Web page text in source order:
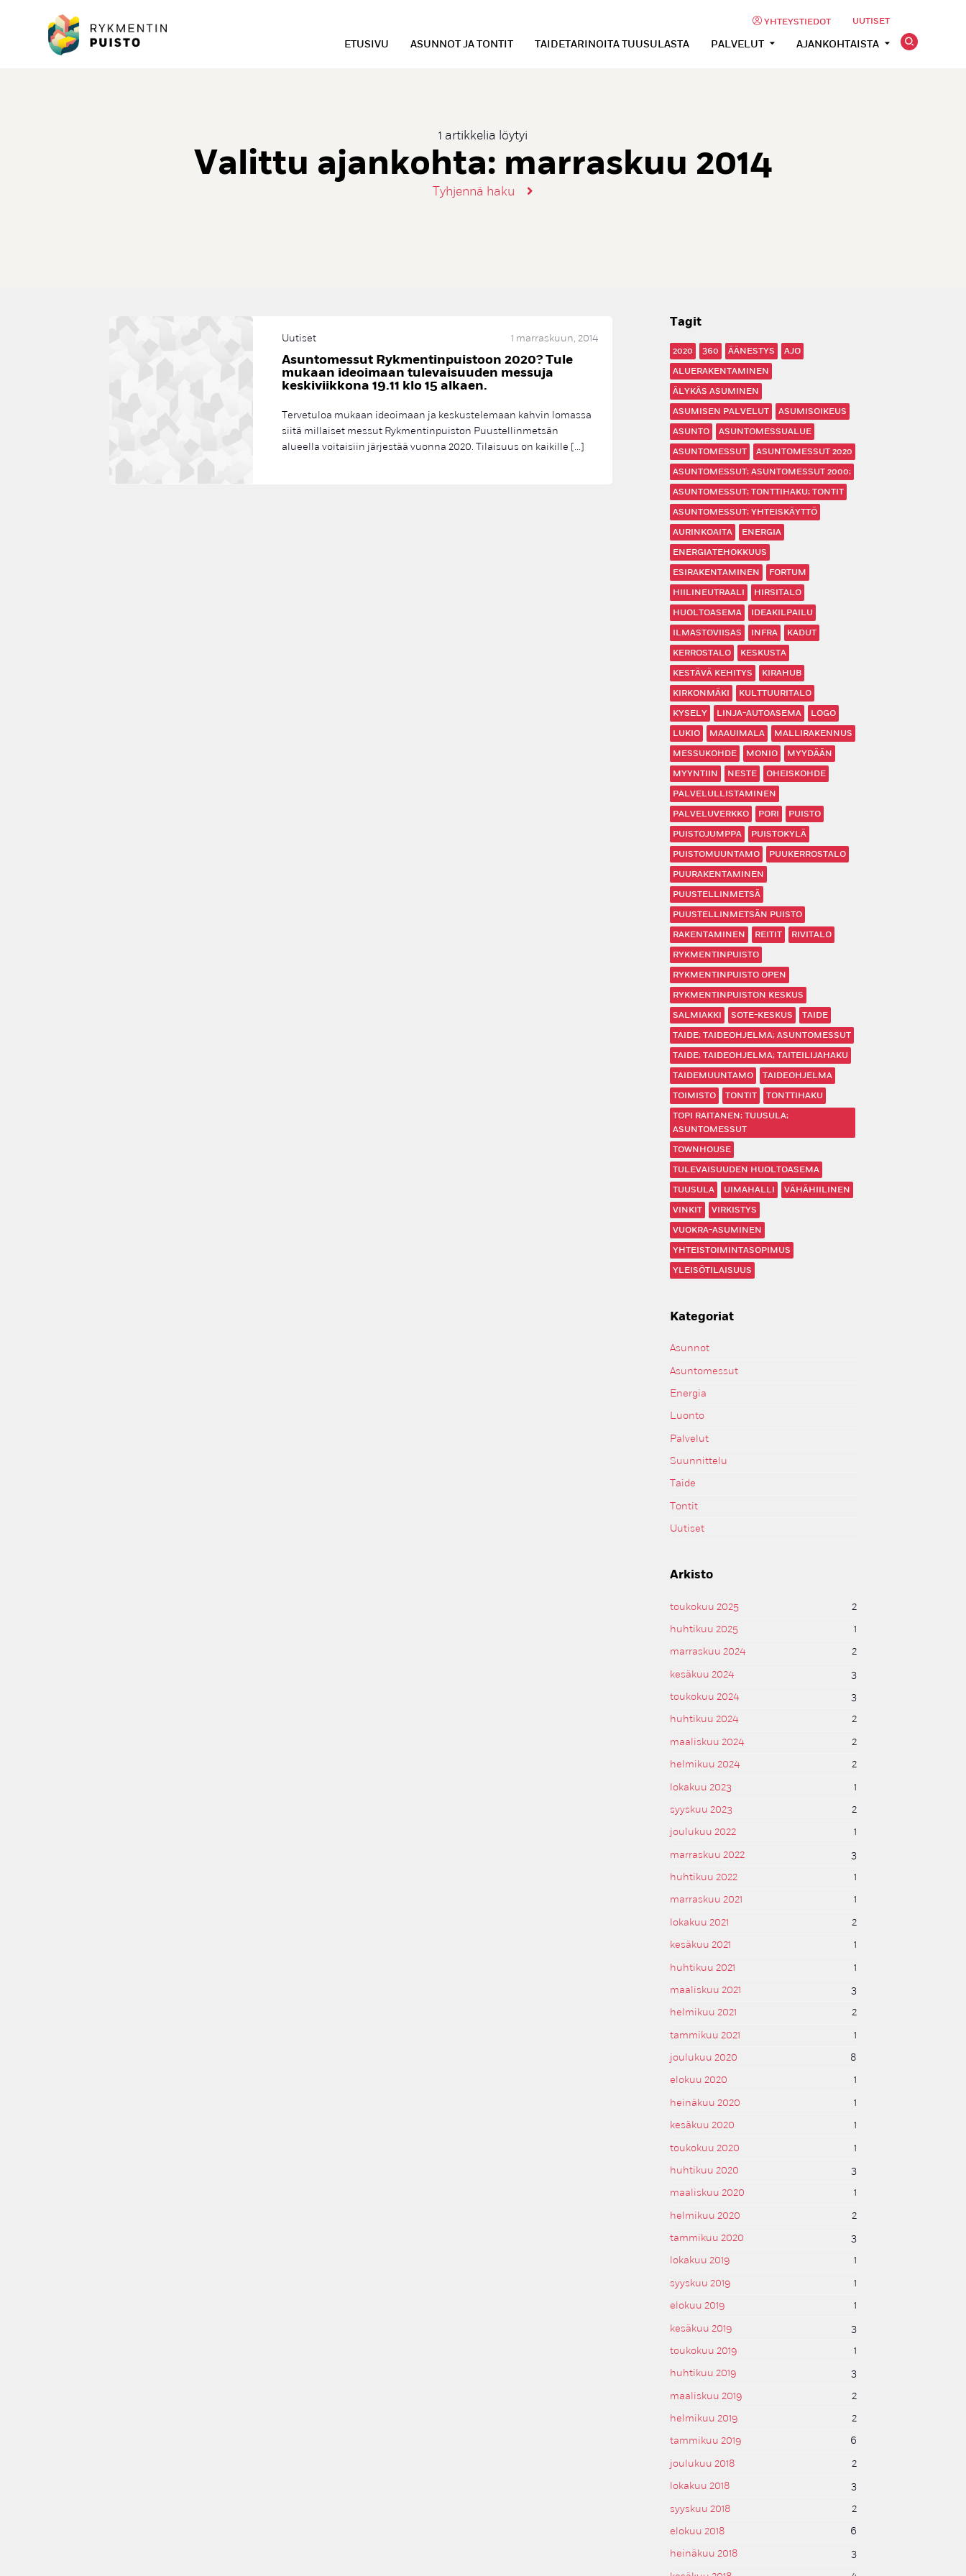
YHTEYSTIEDOT UUTISET
ETUSIVU ASUNNOT JA TONTIT TAIDETARINOITA TUUSULASTA PALVELUT AJANKOHTAISTA
1 artikkelia löytyi
Valittu ajankohta: marraskuu 2014
Tyhjennä haku
Tagit
2020 360 ÄÄNESTYS
AJO
ALUERAKENTAMINEN
ÄLYKÄS ASUMINEN
ASUMISEN PALVELUT
ASUMISOIKEUS
ASUNTO
ASUNTOMESSUALUE
ASUNTOMESSUT
ASUNTOMESSUT 2020
ASUNTOMESSUT; ASUNTOMESSUT 2000;
ASUNTOMESSUT; TONTTIHAKU; TONTIT
ASUNTOMESSUT; YHTEISKÄYTTÖ
AURINKOAITA
ENERGIA
ENERGIATEHOKKUUS
ESIRAKENTAMINEN
FORTUM
HIILINEUTRAALI
HIRSITALO
HUOLTOASEMA
IDEAKILPAILU
ILMASTOVIISAS
INFRA
KADUT
KERROSTALO
KESKUSTA
KESTÄVÄ KEHITYS
KIRAHUB
KIRKONMÄKI
KULTTUURITALO
KYSELY
LINJA-AUTOASEMA
LOGO
LUKIO
MAAUIMALA
MALLIRAKENNUS
MESSUKOHDE
MONIO
MYYDÄÄN
MYYNTIIN
NESTE
OHEISKOHDE
PALVELULLISTAMINEN
PALVELUVERKKO
PORI
PUISTO
PUISTOJUMPPA
PUISTOKYLÄ
PUISTOMUUNTAMO
PUUKERROSTALO
PUURAKENTAMINEN
PUUSTELLINMETSÄ
PUUSTELLINMETSÄN PUISTO
RAKENTAMINEN
REITIT
RIVITALO
RYKMENTINPUISTO
RYKMENTINPUISTO OPEN
RYKMENTINPUISTON KESKUS
SALMIAKKI
SOTE-KESKUS
TAIDE
TAIDE; TAIDEOHJELMA; ASUNTOMESSUT
TAIDE; TAIDEOHJELMA; TAITEILIJAHAKU
TAIDEMUUNTAMO
TAIDEOHJELMA
TOIMISTO
TONTIT
TONTTIHAKU
TOPI RAITANEN; TUUSULA;
ASUNTOMESSUT
TOWNHOUSE
TULEVAISUUDEN HUOLTOASEMA
TUUSULA
UIMAHALLI
VÄHÄHIILINEN
VINKIT
VIRKISTYS
VUOKRA-ASUMINEN
YHTEISTOIMINTASOPIMUS
YLEISÖTILAISUUS
Kategoriat
Asunnot
Asuntomessut
Energia
Luonto
Palvelut
Suunnittelu
Taide
Tontit
Uutiset
Arkisto
toukokuu 2025
2
huhtikuu 2025
1
marraskuu 2024
2
kesäkuu 2024
3
toukokuu 2024
3
huhtikuu 2024
2
maaliskuu 2024
2
helmikuu 2024
2
lokakuu 2023
1
syyskuu 2023
2
joulukuu 2022
1
marraskuu 2022
3
huhtikuu 2022
1
marraskuu 2021
1
lokakuu 2021
2
kesäkuu 2021
1
huhtikuu 2021
1
maaliskuu 2021
3
helmikuu 2021
2
tammikuu 2021
1
joulukuu 2020
8
elokuu 2020
1
heinäkuu 2020
1
kesäkuu 2020
1
toukokuu 2020
1
huhtikuu 2020
3
maaliskuu 2020
1
helmikuu 2020
2
tammikuu 2020
3
lokakuu 2019
1
syyskuu 2019
1
elokuu 2019
1
kesäkuu 2019
3
toukokuu 2019
1
huhtikuu 2019
3
maaliskuu 2019
2
helmikuu 2019
2
tammikuu 2019
6
joulukuu 2018
2
lokakuu 2018
3
syyskuu 2018
2
elokuu 2018
6
heinäkuu 2018
3
Uutiset 1 marraskuun, 2014
Asuntomessut Rykmentinpuistoon 2020? Tule
mukaan ideoimaan tulevaisuuden messuja
keskiviikkona 19.11 klo 15 alkaen.
Tervetuloa mukaan ideoimaan ja keskustelemaan kahvin lomassa
siitä millaiset messut Rykmentinpuiston Puustellinmetsän
alueella voitaisiin järjestää vuonna 2020. Tilaisuus on kaikille […]